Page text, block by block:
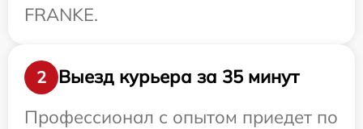
FRANKE.
2
Выезд курьера за 35 минут
Профессионал с опытом приедет по